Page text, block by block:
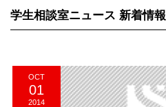
学生相談室ニュース 新着情報
OCT
01
2014